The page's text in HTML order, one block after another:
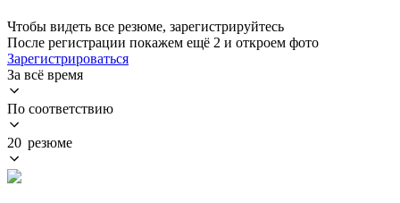
Чтобы видеть все резюме, зарегистрируйтесь
После регистрации покажем ещё 2 и откроем фото
Зарегистрироваться
За всё время
По соответствию
20 резюме